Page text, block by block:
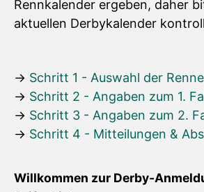
Rennkalender ergeben, daher
aktuellen Derbykalender
Schritt 1 - Auswahl der
Schritt 2 - Angaben zum 1.
Schritt 3 - Angaben zum 2.
Schritt 4 - Mitteilungen &
Willkommen zur Derby-